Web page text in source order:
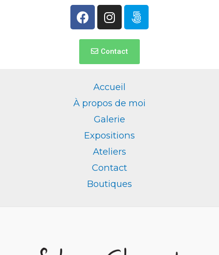
Contact
Accueil
À propos de moi
Galerie
Expositions
Ateliers
Contact
Boutiques